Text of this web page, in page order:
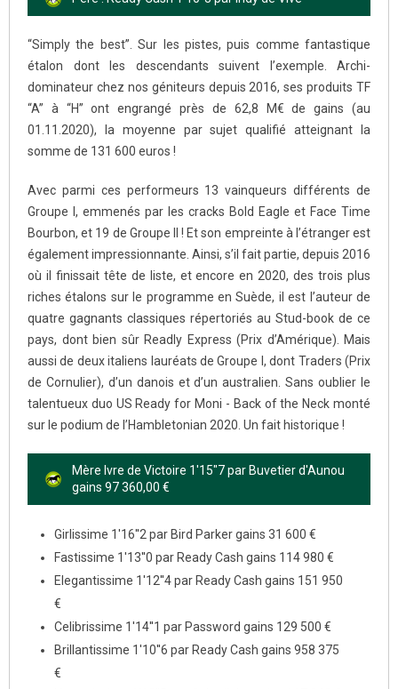
“Simply the best”. Sur les pistes, puis comme fantastique
étalon dont les descendants suivent l’exemple. Archi-
dominateur chez nos géniteurs depuis 2016, ses produits TF
“A” à “H” ont engrangé près de 62,8 M€ de gains (au
01.11.2020), la moyenne par sujet qualifié atteignant la
somme de 131 600 euros !
Avec parmi ces performeurs 13 vainqueurs différents de
Groupe I, emmenés par les cracks Bold Eagle et Face Time
Bourbon, et 19 de Groupe II ! Et son empreinte à l’étranger est
également impressionnante. Ainsi, s’il fait partie, depuis 2016
où il finissait tête de liste, et encore en 2020, des trois plus
riches étalons sur le programme en Suède, il est l’auteur de
quatre gagnants classiques répertoriés au Stud-book de ce
pays, dont bien sûr Readly Express (Prix d’Amérique). Mais
aussi de deux italiens lauréats de Groupe I, dont Traders (Prix
de Cornulier), d’un danois et d’un australien. Sans oublier le
talentueux duo US Ready for Moni - Back of the Neck monté
sur le podium de l’Hambletonian 2020. Un fait historique !
Mère Ivre de Victoire 1'15"7 par Buvetier d'Aunou
gains 97 360,00 €
Girlissime 1'16''2 par Bird Parker gains 31 600 €
Fastissime 1'13''0 par Ready Cash gains 114 980 €
Elegantissime 1'12''4 par Ready Cash gains 151 950
€
Celibrissime 1'14''1 par Password gains 129 500 €
Brillantissime 1'10''6 par Ready Cash gains 958 375
€